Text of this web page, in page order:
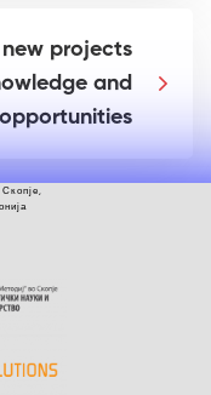
new projects
and
opportunities
,